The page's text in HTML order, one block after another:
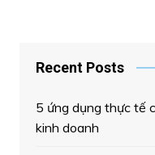
Recent Posts
5 ứng dụng thực tế
kinh doanh